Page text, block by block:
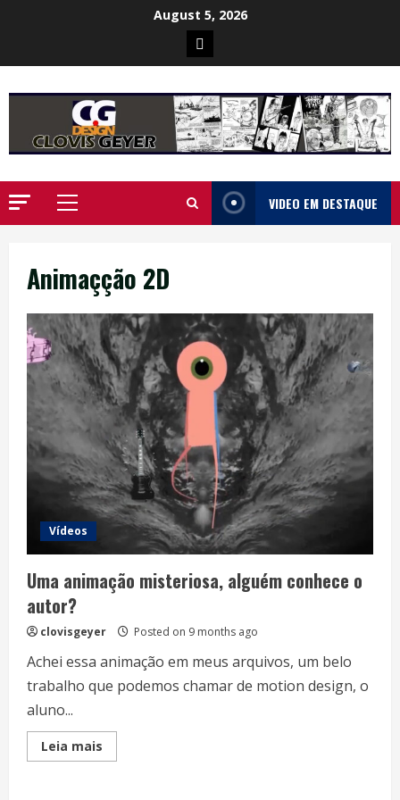
August 5, 2026
Poster
da
Ilha
Primary
VIDEO EM DESTAQUE
Animaçção 2D
Vídeos
Uma animação misteriosa, alguém conhece o
autor?
clovisgeyer Posted on 9 months ago
Achei essa animação em meus arquivos, um belo
trabalho que podemos chamar de motion design, o
aluno...
Leia mais
more